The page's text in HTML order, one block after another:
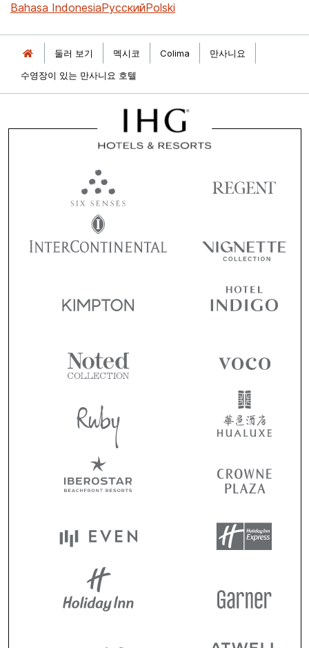
Bahasa IndonesiaРусскийPolski
둘러 보기 멕시코 Colima
만사니요
수영장이 있는 만사니요 호텔